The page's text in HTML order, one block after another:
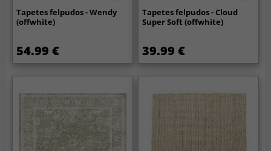
Tapetes felpudos - Wendy
(offwhite)
54.99 €
Tapetes felpudos - Cloud
Super Soft (offwhite)
39.99 €